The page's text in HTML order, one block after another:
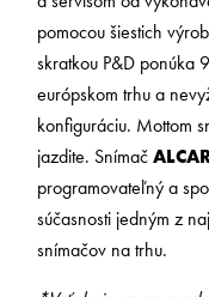
pomocou šiestich
skratkou P&D ponúka
európskom trhu a
konfiguráciu. Mottom
jazdite. Snímač
programovateľný a
súčasnosti jedným z
snímačov na trhu.